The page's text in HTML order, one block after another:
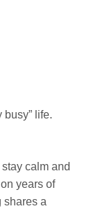
busy” life.
calm and
years of
shares a